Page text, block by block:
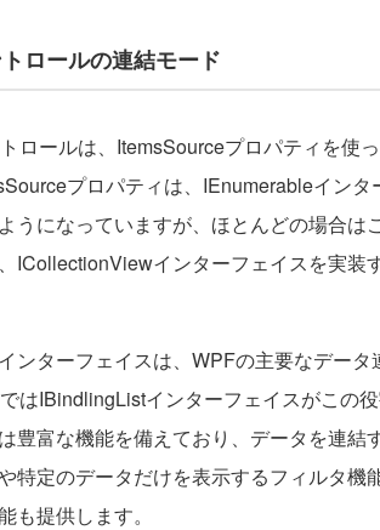
ロールの連結モード
ロールは、ItemsSourceプロパティを使
プロパティは、IEnumerableイン
うになっていますが、ほとんどの場合は
ICollectionViewインターフェイスを実装
ターフェイスは、WPFの主要なデータ
はIBindlingListインターフェイスがこの
豊富な機能を備えており、データを連結
特定のデータだけを表示するフィルタ機
も提供します。